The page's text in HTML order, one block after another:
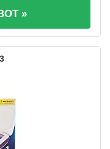
»
3